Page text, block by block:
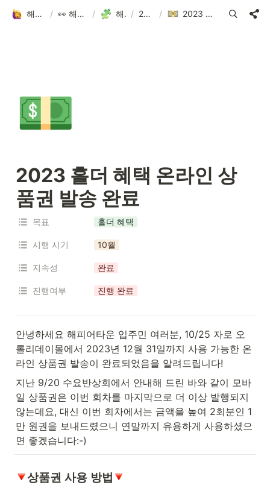
해피어타운 입주민 되고 싶은 사람?! / 👀 해피어타운 NFT에 대한 모든 것! / 해피어타운 로드맵 / 2023.3Q-4Q / 2023 홀더 혜택 온라인 상품권 발송 완료
💵
2023 홀더 혜택 온라인 상
품권 발송 완료
목표 홀더 혜택
시행 시기 10월
지속성 완료
진행여부 진행 완료
안녕하세요 해피어타운 입주민 여러분, 10/25 자로 오
롤리데이몰에서 2023년 12월 31일까지 사용 가능한 온
라인 상품권 발송이 완료되었음을 알려드립니다!
지난 9/20 수요반상회에서 안내해 드린 바와 같이 모바
일 상품권은 이번 회차를 마지막으로 더 이상 발행되지
않는데요, 대신 이번 회차에서는 금액을 높여 2회분인 1
만 원권을 보내드렸으니 연말까지 유용하게 사용하셨으
면 좋겠습니다:-)
상품권 사용 방법